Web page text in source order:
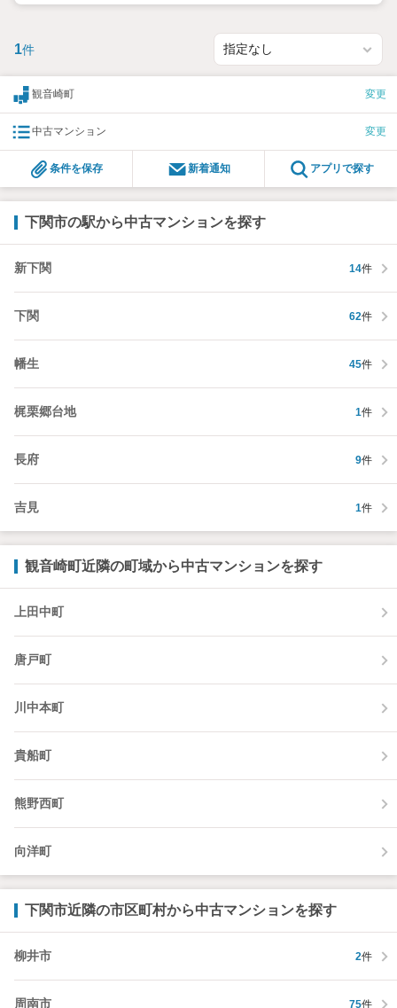
1件
観音崎町 変更
中古マンション 変更
条件を保存 新着通知 アプリで探す
下関市の駅から中古マンションを探す
新下関 14件
下関 62件
幡生 45件
梶栗郷台地 1件
長府 9件
吉見 1件
観音崎町近隣の町域から中古マンションを探す
上田中町
唐戸町
川中本町
貴船町
熊野西町
向洋町
下関市近隣の市区町村から中古マンションを探す
柳井市 2件
周南市 75件